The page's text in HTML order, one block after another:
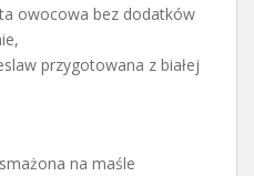
owocowa bez dodatków
przygotowana z białej
na maśle